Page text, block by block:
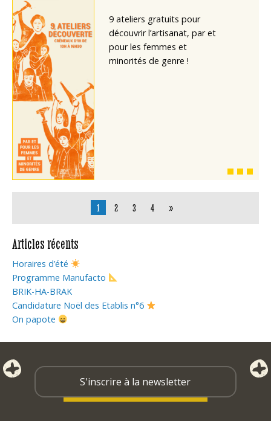
9 ateliers gratuits pour
découvrir l’artisanat, par et
pour les femmes et
minorités de genre !
1 2 3 4 »
Articles récents
Horaires d’été
Programme Manufacto
BRIK-HA-BRAK
Candidature Noël des Etablis n°6
On papote
S'inscrire à la newsletter